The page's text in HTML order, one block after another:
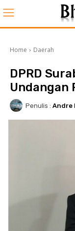
Home Daerah
DPRD
Undangan
Penulis : Andre